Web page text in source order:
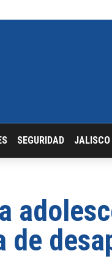
SEGURIDAD JALISCO
de